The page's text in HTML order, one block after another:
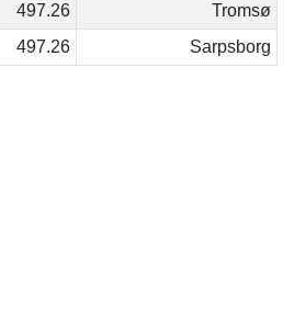
Tromsø
497.26
Sarpsborg
497.26